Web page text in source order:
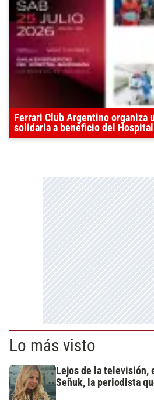
Ferrari Club Argentino organiza
solidaria a beneficio del Hospital
Lo más visto
Lejos de la televisión,
Señuk, la periodista